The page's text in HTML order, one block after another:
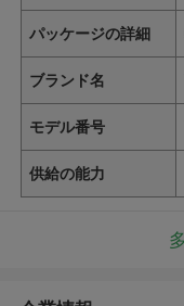
パッケージの詳細
ブランド名
モデル番号
供給の能力